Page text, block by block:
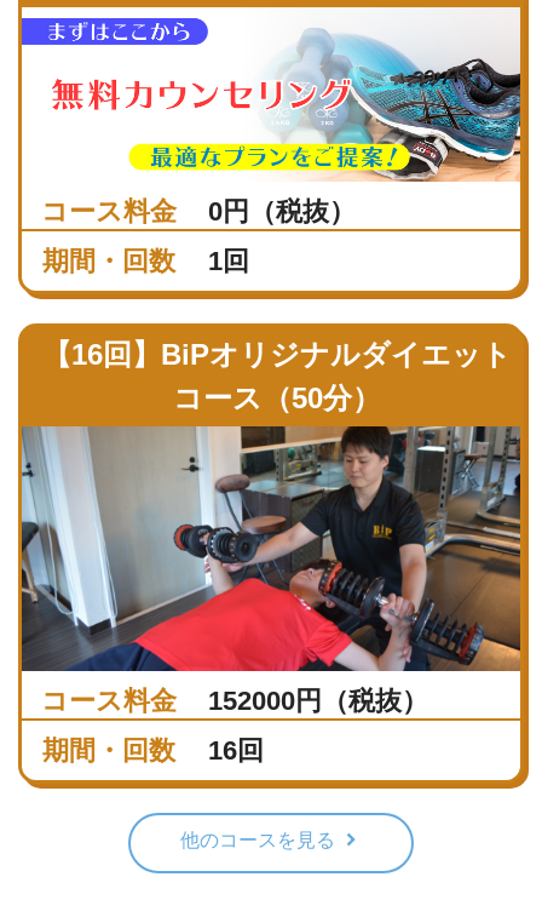
コース料金
0円（税抜）
期間・回数
1回
【16回】BiPオリジナルダイエット
コース（50分）
コース料金
152000円（税抜）
期間・回数
16回
他のコースを見る